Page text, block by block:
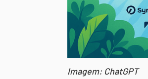
Imagem: ChatGPT